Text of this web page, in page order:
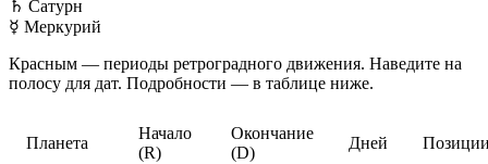
♄ Сатурн
☿ Меркурий
Красным — периоды ретроградного движения. Наведите на
полосу для дат. Подробности — в таблице ниже.
Планета
Начало
(R)
Окончание
(D)
Дней